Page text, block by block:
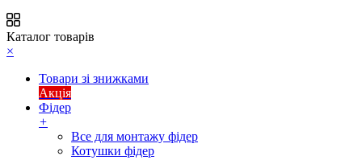
Каталог товарів
×
Товари зі знижками
Акція
Фідер
+
Все для монтажу фідер
Котушки фідер